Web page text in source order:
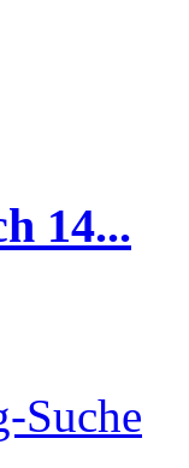
14...
Suche